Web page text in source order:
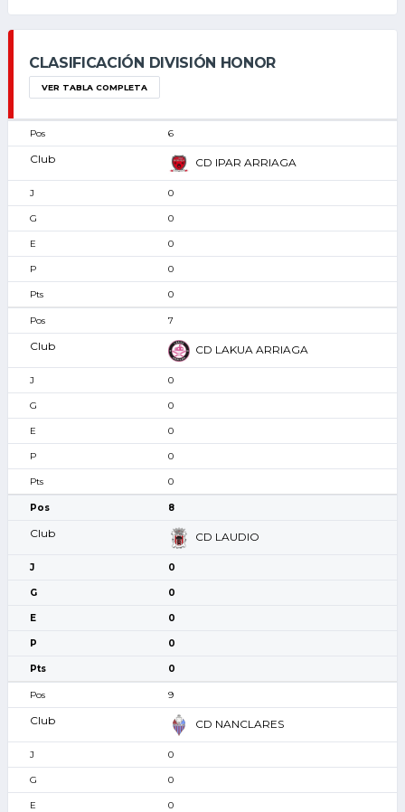
CLASIFICACIÓN DIVISIÓN HONOR
VER TABLA COMPLETA
6
CD IPAR ARRIAGA
0
0
0
0
0
7
CD LAKUA ARRIAGA
0
0
0
0
0
8
CD LAUDIO
0
0
0
0
0
9
CD NANCLARES
0
0
0